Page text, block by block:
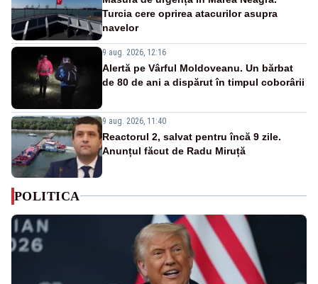
Turcia cere oprirea atacurilor asupra
navelor
9 aug. 2026, 12:16
Alertă pe Vârful Moldoveanu. Un bărbat
de 80 de ani a dispărut în timpul coborârii
9 aug. 2026, 11:40
Reactorul 2, salvat pentru încă 9 zile.
Anunțul făcut de Radu Miruță
POLITICA